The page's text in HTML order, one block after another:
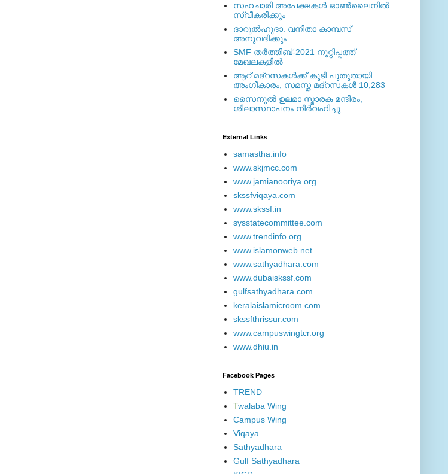
സഹചാരി അപേക്ഷകൾ ഓൺലൈനിൽ
സ്വീകരിക്കും
ദാറുല്‍ഹുദാ: വനിതാ കാമ്പസ്
അനുവദിക്കും
SMF തര്‍ത്തീബ്-2021 നൂറ്റിപ്പത്ത്
മേഖലകളില്‍
ആറ് മദ്റസകള്‍ക്ക് കൂടി പുതുതായി
അംഗീകാരം; സമസ്ത മദ്റസകള്‍ 10,283
സൈനുല്‍ ഉലമാ സ്മാരക മന്ദിരം;
ശിലാസ്ഥാപനം നിര്‍വഹിച്ചു
External ‎Links
samastha.info
www.skjmcc.com
www.jamianooriya.org
skssfviqaya.com
www.skssf.in
sysstatecommittee.com
www.trendinfo.org
www.islamonweb.net
www.sathyadhara.com
www.dubaiskssf.com
gulfsathyadhara.com
keralaislamicroom.com
skssfthrissur.com
www.campuswingtcr.org
www.dhiu.in
Facebook Pages
TREND
Twalaba Wing
Campus Wing
Viqaya
Sathyadhara
Gulf Sathyadhara